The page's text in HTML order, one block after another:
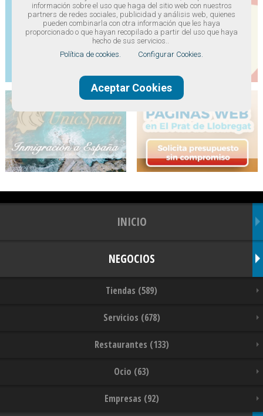
INICIO
NEGOCIOS
Tiendas (589)
Servicios (678)
Restaurantes (133)
Ocio (63)
Empresas (92)
información sobre el uso que haga del sitio web con nuestros
partners de redes sociales, publicidad y análisis web, quienes
pueden combinarla con otra información que les haya
proporcionado o que hayan recopilado a partir del uso que haya
hecho de sus servicios..
Política de cookies.
Configurar Cookies.
Aceptar Cookies